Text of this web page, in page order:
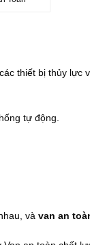
thiết bị thủy lực
tự động.
và van an